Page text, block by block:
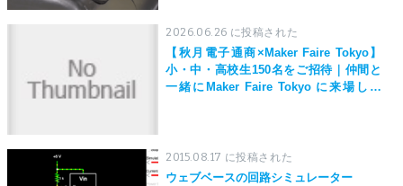
2026.06.26 に投稿された
【秋月電子通商×Maker Faire Tokyo】
小・中・高校生150名をご招待｜仲間と
一緒にMaker Faire Tokyo に来場しよ
2015.08.17 に投稿された
ウェブベースの回路シミュレーター